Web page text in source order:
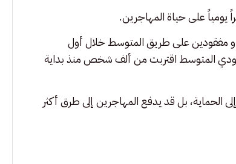
يومياً على حياة المهاجرين.
سُجلوا موتى أو مفقودين على طريق المتوسط خلال أول
ومفقودي المتوسط اقتربت من ألف شخص منذ بداية
الحماية، بل قد يدفع المهاجرين إلى طرق أكثر